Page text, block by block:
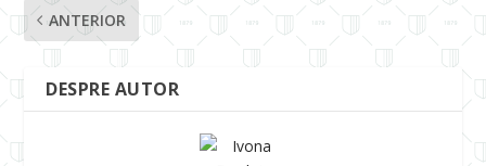
ANTERIOR
DESPRE AUTOR